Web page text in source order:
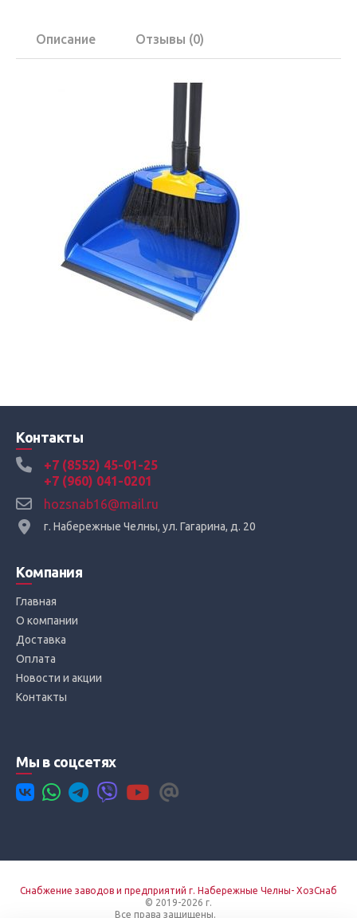
Описание Отзывы (0)
Контакты
+7 (8552) 45-01-25
+7 (960) 041-0201
hozsnab16@mail.ru
г. Набережные Челны, ул. Гагарина, д. 20
Компания
Главная
О компании
Доставка
Оплата
Новости и акции
Контакты
Мы в соцсетях
Снабжение заводов и предприятий г. Набережные Челны- ХозСнаб
© 2019-2026 г.
Все права защищены.